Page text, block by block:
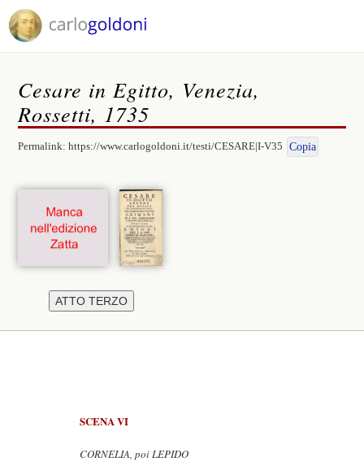
Cesare in Egitto, Venezia,
Rossetti, 1735
Permalink:https://www.carlogoldoni.it/testi/CESARE|I-V35 Copia
SCENA VI
CORNELIA, poi LEPIDO